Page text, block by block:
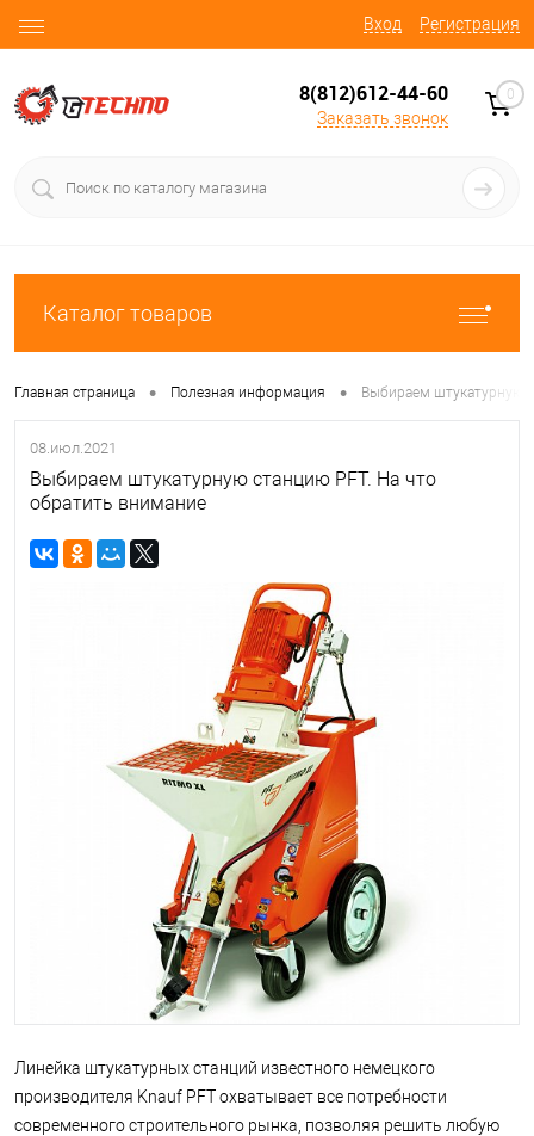
Вход Регистрация
8(812)612-44-60
Заказать звонок
0
Каталог товаров
Главная страница • Полезная информация • Выбираем штукатурную
08.июл.2021
Выбираем штукатурную станцию PFT. На что
обратить внимание
Линейка штукатурных станций известного немецкого
производителя Knauf PFT охватывает все потребности
современного строительного рынка, позволяя решить любую